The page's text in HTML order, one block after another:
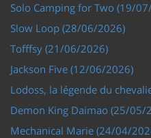
Solo Camping for Two (19/
Slow Loop (28/06/2026)
Tofffsy (21/06/2026)
Jackson Five (12/06/2026)
Lodoss, la légende du
Demon King Daimao (25/05/
Mechanical Marie (24/04/